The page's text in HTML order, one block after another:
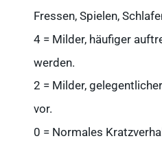
Tierarztbedarf
vitofyllin
Fressen, Spielen,
4 = Milder, häufiger
werden.
2 = Milder,
vor.
0 = Normales